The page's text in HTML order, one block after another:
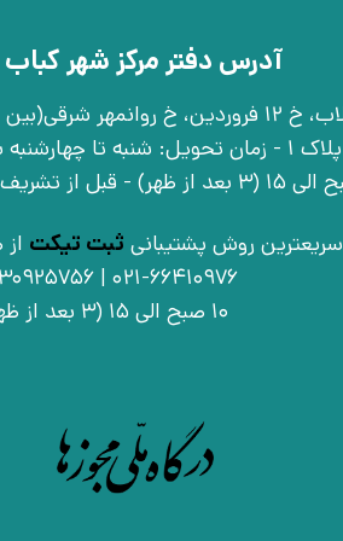
آدرس دفتر مرکز شهر
بن‌بست اوّل، پلاک 1 - زمان تحویل: شنبه
سریعترین روش پشتیبانی ثبت تیکت
10 صبح الی 15 (3 بعد از ظهر)